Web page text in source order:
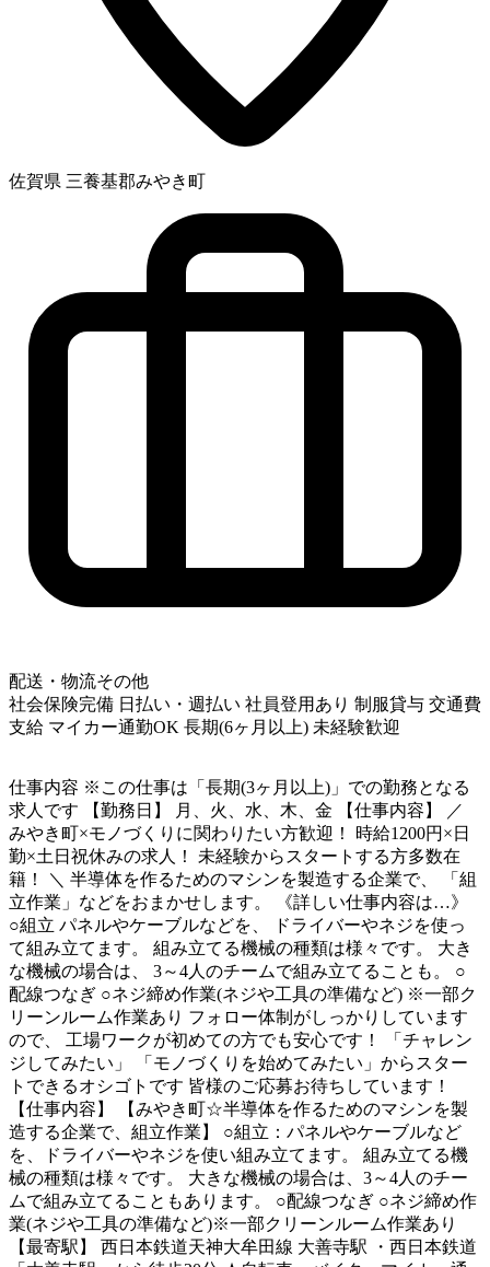
佐賀県 三養基郡みやき町
配送・物流その他
社会保険完備 日払い・週払い 社員登用あり 制服貸与 交通費
支給 マイカー通勤OK 長期(6ヶ月以上) 未経験歓迎
仕事内容 ※この仕事は「長期(3ヶ月以上)」での勤務となる
求人です 【勤務日】 月、火、水、木、金 【仕事内容】 ／
みやき町×モノづくりに関わりたい方歓迎！ 時給1200円×日
勤×土日祝休みの求人！ 未経験からスタートする方多数在
籍！ ＼ 半導体を作るためのマシンを製造する企業で、 「組
立作業」などをおまかせします。 《詳しい仕事内容は…》
○組立 パネルやケーブルなどを、 ドライバーやネジを使っ
て組み立てます。 組み立てる機械の種類は様々です。 大き
な機械の場合は、 3～4人のチームで組み立てることも。 ○
配線つなぎ ○ネジ締め作業(ネジや工具の準備など) ※一部ク
リーンルーム作業あり フォロー体制がしっかりしています
ので、 工場ワークが初めての方でも安心です！ 「チャレン
ジしてみたい」 「モノづくりを始めてみたい」からスター
トできるオシゴトです 皆様のご応募お待ちしています！
【仕事内容】 【みやき町☆半導体を作るためのマシンを製
造する企業で、組立作業】 ○組立：パネルやケーブルなど
を、ドライバーやネジを使い組み立てます。 組み立てる機
械の種類は様々です。 大きな機械の場合は、3～4人のチー
ムで組み立てることもあります。 ○配線つなぎ ○ネジ締め作
業(ネジや工具の準備など)※一部クリーンルーム作業あり
【最寄駅】 西日本鉄道天神大牟田線 大善寺駅 ・西日本鉄道